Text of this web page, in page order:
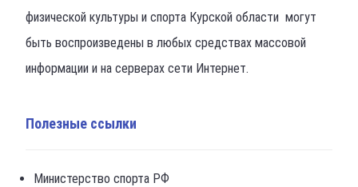
физической культуры и спорта Курской области могут
быть воспроизведены в любых средствах массовой
информации и на серверах сети Интернет.
Полезные ссылки
Министерство спорта РФ